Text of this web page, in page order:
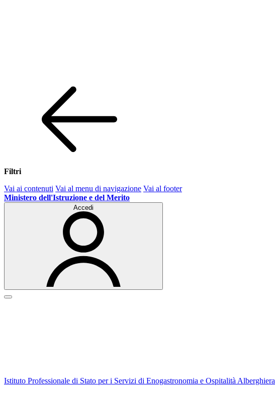
Filtri
Vai ai contenuti Vai al menu di navigazione Vai al footer
Ministero dell'Istruzione e del Merito
Accedi
Istituto Professionale di Stato per i Servizi di Enogastronomia e Ospitalità Alberghiera